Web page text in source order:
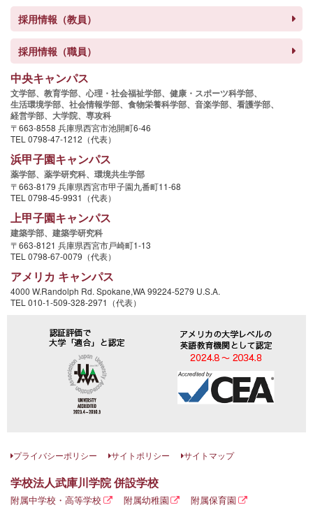
採用情報（教員）
採用情報（職員）
中央キャンパス
文学部、 教育学部、 心理・社会福祉学部、 健康・スポーツ科学部、
生活環境学部、 社会情報学部、 食物栄養科学部、 音楽学部、 看護学部、
経営学部、 大学院、 専攻科
〒663-8558 兵庫県西宮市池開町6-46
TEL 0798-47-1212（代表）
浜甲子園キャンパス
薬学部、 薬学研究科、 環境共生学部
〒663-8179 兵庫県西宮市甲子園九番町11-68
TEL 0798-45-9931（代表）
上甲子園キャンパス
建築学部、 建築学研究科
〒663-8121 兵庫県西宮市戸崎町1-13
TEL 0798-67-0079（代表）
アメリカ キャンパス
4000 W.Randolph Rd. Spokane,WA 99224-5279 U.S.A.
TEL 010-1-509-328-2971（代表）
プライバシーポリシー サイトポリシー サイトマップ
学校法人武庫川学院 併設学校
附属中学校・高等学校 附属幼稚園 附属保育園